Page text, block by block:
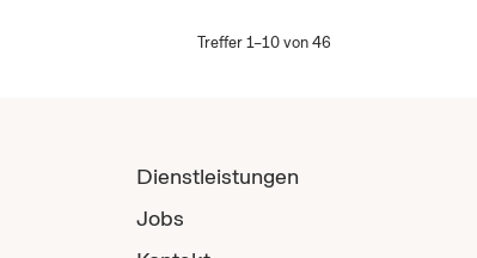
Treffer 1–10 von 46
Dienstleistungen
Jobs